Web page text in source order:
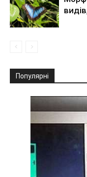
Популярні